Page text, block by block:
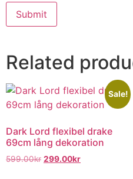
Related
Sale!
Dark Lord flexibel drake
69cm lång dekoration
599.00kr 299.00kr